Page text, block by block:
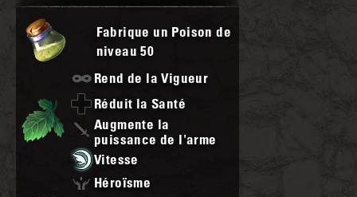
Fabrique un Poison de
niveau50
Rend de la Vigueur
Réduit la Santé
Augmente la
puissance de l'arme
Vitesse
Héroïsme